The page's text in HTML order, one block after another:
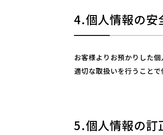
4.個人情報の安
お客様よりお預かりした
適切な取扱いを行うこと
5.個人情報の訂